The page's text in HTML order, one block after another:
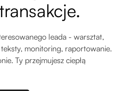
leada - warsztat,
monitoring, raportowanie.
Ty przejmujesz ciepłą